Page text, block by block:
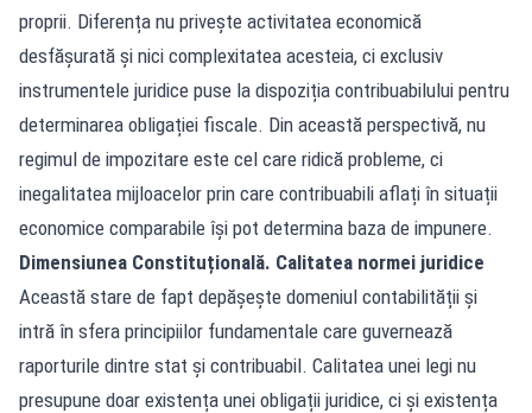
proprii. Diferența nu privește activitatea economică
desfășurată și nici complexitatea acesteia, ci exclusiv
instrumentele juridice puse la dispoziția contribuabilului pentru
determinarea obligației fiscale. Din această perspectivă, nu
regimul de impozitare este cel care ridică probleme, ci
inegalitatea mijloacelor prin care contribuabili aflați în situații
economice comparabile își pot determina baza de impunere.
Dimensiunea Constituțională. Calitatea normei juridice
Această stare de fapt depășește domeniul contabilității și
intră în sfera principiilor fundamentale care guvernează
raporturile dintre stat și contribuabil. Calitatea unei legi nu
presupune doar existența unei obligații juridice, ci și existența